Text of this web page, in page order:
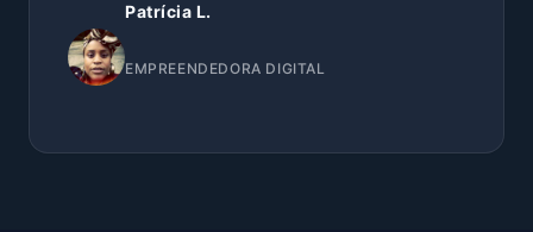
Patrícia L.
EMPREENDEDORA DIGITAL